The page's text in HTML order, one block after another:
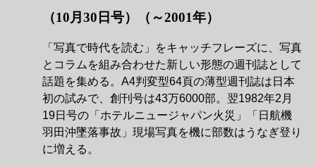
（10月30日号）（～2001年）
「写真で時代を読む」をキャッチフレーズに、写真
とコラムを組み合わせた新しい形態の週刊誌として
話題を集める。A4判変型64頁の薄型週刊誌は日本
初の試みで、創刊号は43万6000部。翌1982年2月
19日号の「ホテルニュージャパン火災」「日航機
羽田沖墜落事故」現場写真を機に部数はうなぎ登り
に増える。